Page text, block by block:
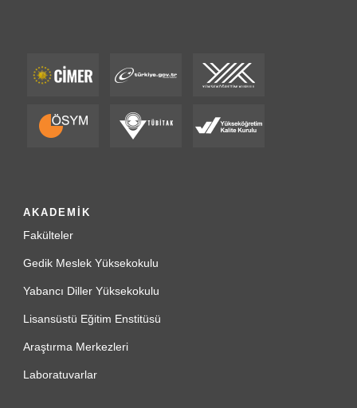
AKADEMİK
Fakülteler
Gedik Meslek Yüksekokulu
Yabancı Diller Yüksekokulu
Lisansüstü Eğitim Enstitüsü
Araştırma Merkezleri
Laboratuvarlar